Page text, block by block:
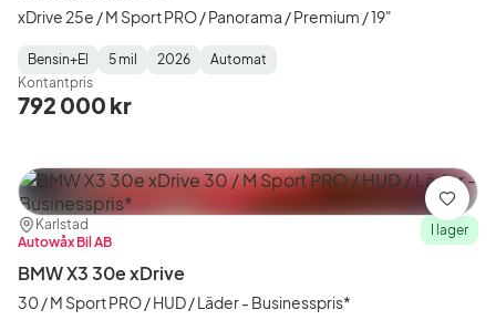
xDrive 25e / M Sport PRO / Panorama / Premium / 19"
Fuel
Type:
Bensin+El
Mätarställning:
5 mil
Model
Year:
2026
Gearbox
Type:
Automat
Kontantpris
792 000 kr
Plats:
Karlstad
Återförsäljare:
Autowåx Bil AB
I lager
BMW X3 30e xDrive
30 / M Sport PRO / HUD / Läder - Businesspris*
Spara